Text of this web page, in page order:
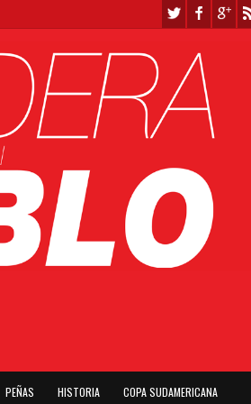
PEÑAS HISTORIA COPA SUDAMERICANA